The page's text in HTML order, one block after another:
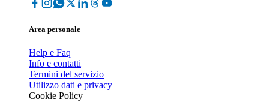
Area personale
Help e Faq
Info e contatti
Termini del servizio
Utilizzo dati e privacy
Cookie Policy